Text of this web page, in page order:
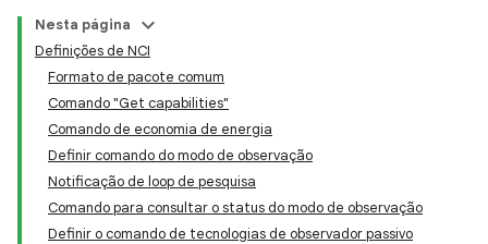
Nesta página
Definições de NCI
Formato de pacote comum
Comando "Get capabilities"
Comando de economia de energia
Definir comando do modo de observação
Notificação de loop de pesquisa
Comando para consultar o status do modo de observação
Definir o comando de tecnologias de observador passivo